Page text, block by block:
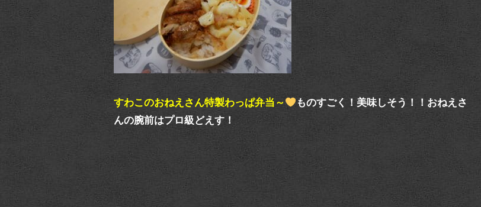
すわこのおねえさん特製わっぱ弁当～
ものすごく！美味しそう！！おねえさ
んの腕前はプロ級どえす！